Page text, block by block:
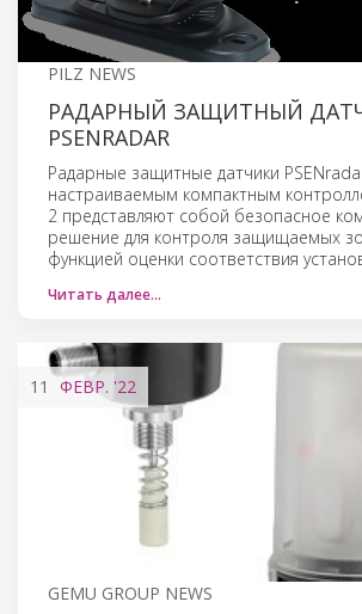
PILZ NEWS
РАДАРНЫЙ ЗАЩИТНЫЙ
PSENRADAR
Радарные защитные датчики
настраиваемым компактным
2 представляют собой безопасное
решение для контроля защищаемых
функцией оценки соответствия
Читать далее…
11 ФЕВР. '22
GEMU GROUP NEWS